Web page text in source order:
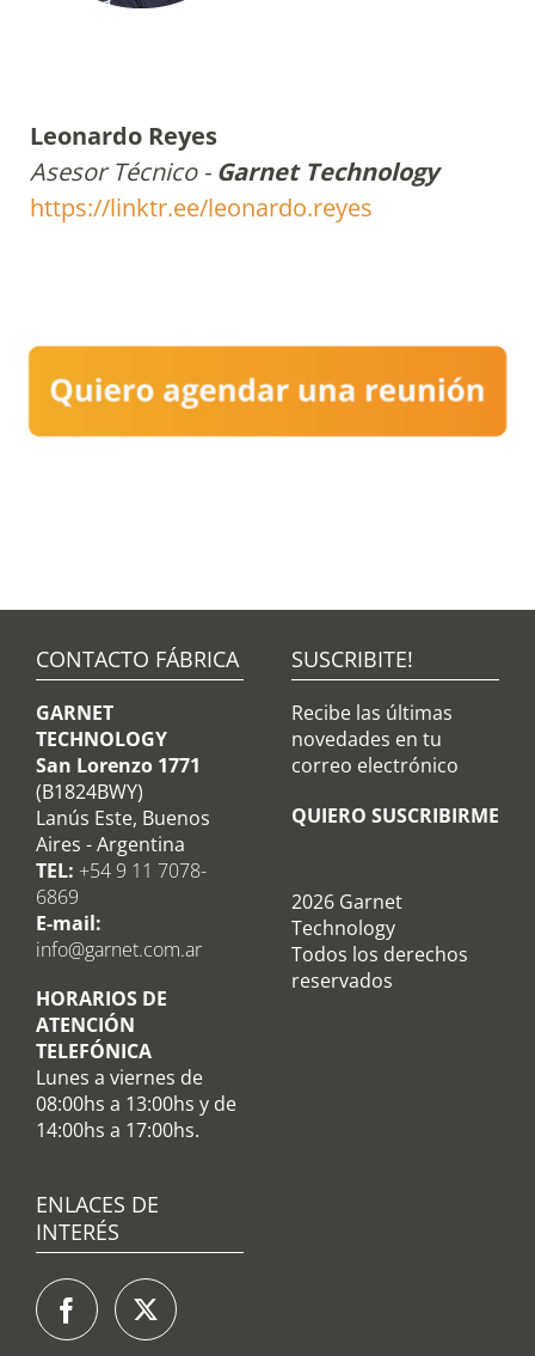
Leonardo Reyes
Asesor Técnico - Garnet Technology
https://linktr.ee/leonardo.reyes
CONTACTO FÁBRICA
GARNET
TECHNOLOGY
San Lorenzo 1771
(B1824BWY)
Lanús Este, Buenos
Aires - Argentina
TEL: +54 9 11 7078-
6869
E-mail:
info@garnet.com.ar
HORARIOS DE
ATENCIÓN
TELEFÓNICA
Lunes a viernes de
08:00hs a 13:00hs y de
14:00hs a 17:00hs.
SUSCRIBITE!
Recibe las últimas
novedades en tu
correo electrónico
QUIERO SUSCRIBIRME
2026 Garnet
Technology
Todos los derechos
reservados
ENLACES DE
INTERÉS